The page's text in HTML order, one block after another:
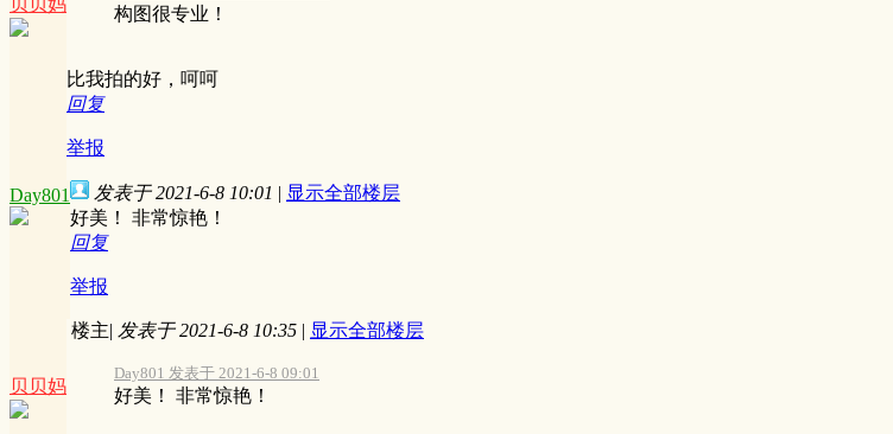
构图很专业！
比我拍的好，呵呵
回复
举报
Day801 发表于 2021-6-8 10:01 | 显示全部楼层
好美！ 非常惊艳！
回复
举报
贝贝妈
楼主| 发表于 2021-6-8 10:35 | 显示全部楼层
Day801 发表于 2021-6-8 09:01
好美！ 非常惊艳！